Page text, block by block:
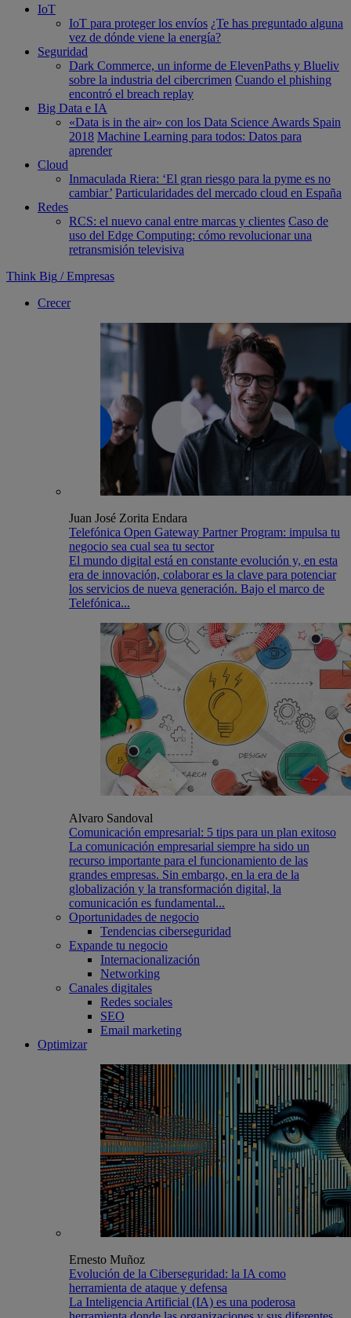
IoT
IoT para proteger los envíos ¿Te has preguntado alguna
vez de dónde viene la energía?
Seguridad
Dark Commerce, un informe de ElevenPaths y Blueliv
sobre la industria del cibercrimen Cuando el phishing
encontró el breach replay
Big Data e IA
«Data is in the air» con los Data Science Awards Spain
2018 Machine Learning para todos: Datos para
aprender
Cloud
Inmaculada Riera: ‘El gran riesgo para la pyme es no
cambiar’ Particularidades del mercado cloud en España
Redes
RCS: el nuevo canal entre marcas y clientes Caso de
uso del Edge Computing: cómo revolucionar una
retransmisión televisiva
Think Big / Empresas
Crecer
Juan José Zorita Endara
Telefónica Open Gateway Partner Program: impulsa tu
negocio sea cual sea tu sector
El mundo digital está en constante evolución y, en esta
era de innovación, colaborar es la clave para potenciar
los servicios de nueva generación. Bajo el marco de
Telefónica...
Alvaro Sandoval
Comunicación empresarial: 5 tips para un plan exitoso
La comunicación empresarial siempre ha sido un
recurso importante para el funcionamiento de las
grandes empresas. Sin embargo, en la era de la
globalización y la transformación digital, la
comunicación es fundamental...
Oportunidades de negocio
Tendencias ciberseguridad
Expande tu negocio
Internacionalización
Networking
Canales digitales
Redes sociales
SEO
Email marketing
Optimizar
Ernesto Muñoz
Evolución de la Ciberseguridad: la IA como
herramienta de ataque y defensa
La Inteligencia Artificial (IA) es una poderosa